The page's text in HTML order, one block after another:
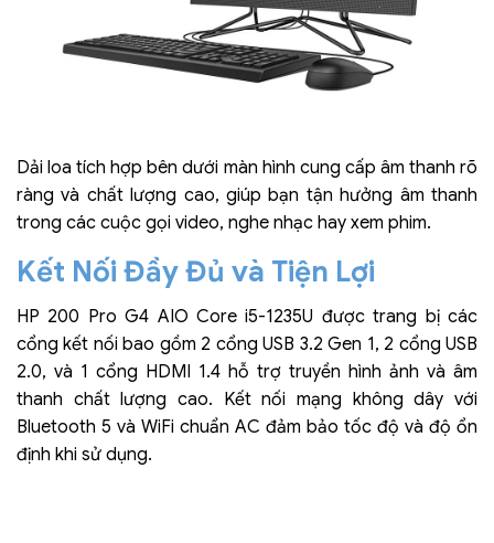
Dải loa tích hợp bên dưới màn hình cung cấp âm thanh rõ
ràng và chất lượng cao, giúp bạn tận hưởng âm thanh
trong các cuộc gọi video, nghe nhạc hay xem phim.
Kết Nối Đầy Đủ và Tiện Lợi
HP 200 Pro G4 AIO Core i5-1235U được trang bị các
cổng kết nối bao gồm 2 cổng USB 3.2 Gen 1, 2 cổng USB
2.0, và 1 cổng HDMI 1.4 hỗ trợ truyền hình ảnh và âm
thanh chất lượng cao. Kết nối mạng không dây với
Bluetooth 5 và WiFi chuẩn AC đảm bảo tốc độ và độ ổn
định khi sử dụng.